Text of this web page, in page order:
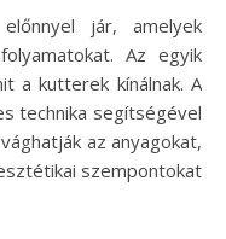
jár, amelyek
Az egyik
a kutterek kínálnak. A
technika segítségével
az anyagokat,
szempontokat